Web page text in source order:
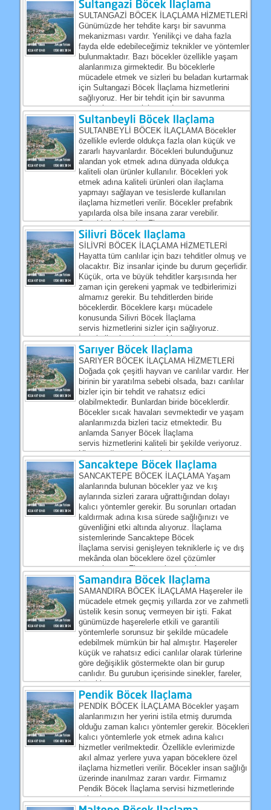
SULTANGAZİ BÖCEK İLAÇLAMA HİZMETLERİ
Günümüzde her tehdite karşı bir savunma
mekanizması vardır. Yenilikçi ve daha fazla
fayda elde edebileceğimiz teknikler ve yöntemler
bulunmaktadır. Bazı böcekler özellikle yaşam
alanlarımıza girmektedir. Bu böceklerle
mücadele etmek ve sizleri bu beladan kurtarmak
için Sultangazi Böcek İlaçlama hizmetlerini
sağlıyoruz. Her bir tehdit için bir savunma
mekanizması mutlaka vardır....
SULTANBEYLİ BÖCEK İLAÇLAMA Böcekler
özellikle evlerde oldukça fazla olan küçük ve
zararlı hayvanlardır. Böcekleri bulunduğunuz
alandan yok etmek adına dünyada oldukça
kaliteli olan ürünler kullanılır. Böcekleri yok
etmek adına kaliteli ürünleri olan ilaçlama
yapmayı sağlayan ve tesislerde kullanılan
ilaçlama hizmetleri verilir. Böcekler prefabrik
yapılarda olsa bile insana zarar verebilir.
Böcekleri yok eden Firmamız...
SİLİVRİ BÖCEK İLAÇLAMA HİZMETLERİ
Hayatta tüm canlılar için bazı tehditler olmuş ve
olacaktır. Biz insanlar içinde bu durum geçerlidir.
Küçük, orta ve büyük tehditler karşısında her
zaman için gerekeni yapmak ve tedbirlerimizi
almamız gerekir. Bu tehditlerden biride
böceklerdir. Böceklere karşı mücadele
konusunda Silivri Böcek İlaçlama
servis hizmetlerini sizler için sağlıyoruz.
İstanbul’un her köşesine hizmet...
SARIYER BÖCEK İLAÇLAMA HİZMETLERİ
Doğada çok çeşitli hayvan ve canlılar vardır. Her
birinin bir yaratılma sebebi olsada, bazı canlılar
bizler için bir tehdit ve rahatsız edici
olabilmektedir. Bunlardan biride böceklerdir.
Böcekler sıcak havaları sevmektedir ve yaşam
alanlarımızda bizleri taciz etmektedir. Bu
anlamda Sarıyer Böcek İlaçlama
servis hizmetlerini kaliteli bir şekilde veriyoruz.
Hizmet ağımız çok geniştir....
SANCAKTEPE BÖCEK İLAÇLAMA Yaşam
alanlarında bulunan böcekler yaz ve kış
aylarında sizleri zarara uğrattığından dolayı
kalıcı yöntemler gerekir. Bu sorunları ortadan
kaldırmak adına kısa sürede sağlığınızı ve
güvenliğini etki altında alıyoruz. İlaçlama
sistemlerinde Sancaktepe Böcek
İlaçlama servisi genişleyen tekniklerle iç ve dış
mekânda olan böceklere özel çözümler
sunmaktayız. Firmamız bu sorunları...
SAMANDIRA BÖCEK İLAÇLAMA Haşereler ile
mücadele etmek geçmiş yıllarda zor ve zahmetli
üstelik kesin sonuç vermeyen bir işti. Fakat
günümüzde haşerelerle etkili ve garantili
yöntemlerle sorunsuz bir şekilde mücadele
edebilmek mümkün bir hal almıştır. Haşereler
küçük ve rahatsız edici canlılar olarak türlerine
göre değişiklik göstermekte olan bir gurup
canlıdır. Bu gurubun içerisinde sinekler, fareler,
böcekler...
PENDİK BÖCEK İLAÇLAMA Böcekler yaşam
alanlarımızın her yerini istila etmiş durumda
olduğu zaman kalıcı yöntemler gerekir. Böcekleri
kalıcı yöntemlerle yok etmek adına kalıcı
hizmetler verilmektedir. Özellikle evlerimizde
akıl almaz yerlere yuva yapan böceklere özel
ilaçlama hizmetleri verilir. Böcekler insan sağlığı
üzerinde inanılmaz zararı vardır. Firmamız
Pendik Böcek İlaçlama servisi hizmetlerinde
yüksek...